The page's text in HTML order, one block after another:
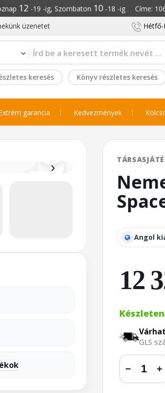
12 -19 -ig, Szombaton 10-18 -ig Címe:
üzenetet
keresés Könyv részletes keresés
garancia Kedvezmények
›
Angol
12
Készleten
GLS
− +